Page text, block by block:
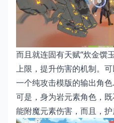
而且就连固有天赋“炊金馔
上限，提升伤害的机制。
一个纯攻击模版的输出角
可是，身为岩元素角色，
能附魔元素伤害，而且，护